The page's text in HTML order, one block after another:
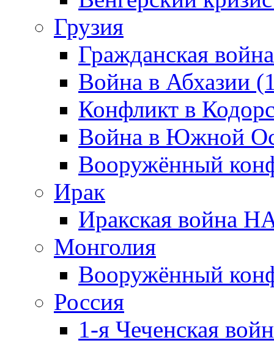
Грузия
Гражданская
Война в Абхазии
Конфликт в
Война в Южной
Вооружённый
Ирак
Иракская война
Монголия
Вооружённый
Россия
1-я Чеченская